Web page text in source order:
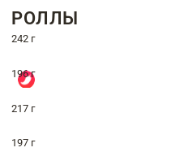
РОЛЛЫ
242 г
196 г
217 г
197 г